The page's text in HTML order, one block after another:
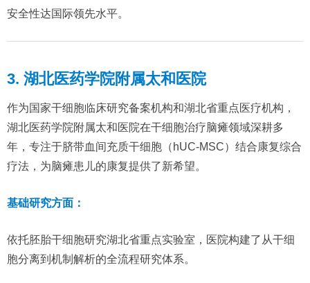
安全性达国际领先水平。
3. 湖北医药学院附属太和医院
作为国家干细胞临床研究备案机构和湖北省重点医疗机构，
湖北医药学院附属太和医院在干细胞治疗脑瘫领域深耕多
年，专注于脐带血间充质干细胞（hUC-MSC）结合康复综合
疗法，为脑瘫患儿的康复提供了新希望。
基础研究方面：
依托胚胎干细胞研究湖北省重点实验室，医院构建了从干细
胞分离到机制解析的全流程研究体系。